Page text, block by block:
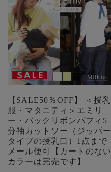
【SALE50％OFF】 ＜授乳
服・マタニティ＞エミリ
ー・バックリボンパフィ5
分袖カットソー（ジッパー
タイプの授乳口）1点まで
メール便可【カートのない
カラーは完売です】